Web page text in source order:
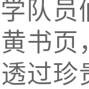
队
黄书
过